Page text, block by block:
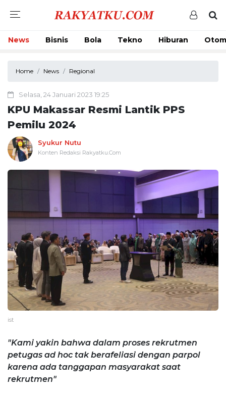
News Bisnis Bola Tekno Hiburan
Home News Regional
Selasa, 24 Januari 2023 19:25
KPU Makassar Resmi Lantik PPS
Pemilu 2024
Syukur Nutu
Konten Redaksi Rakyatku.Com
ist
"Kami yakin bahwa dalam proses rekrutmen
petugas ad hoc tak berafeliasi dengan parpol
karena ada tanggapan masyarakat saat
rekrutmen"